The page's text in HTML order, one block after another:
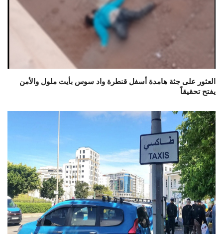
العثور على جثة هامدة أسفل قنطرة واد سوس بأيت ملول والأمن
يفتح تحقيقاً